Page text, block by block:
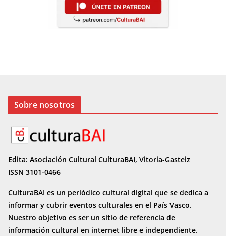
Sobre nosotros
Edita: Asociación Cultural CulturaBAI, Vitoria-Gasteiz
ISSN 3101-0466
CulturaBAI es un periódico cultural digital que se dedica a
informar y cubrir eventos culturales en el País Vasco.
Nuestro objetivo es ser un sitio de referencia de
información cultural en internet libre e independiente.